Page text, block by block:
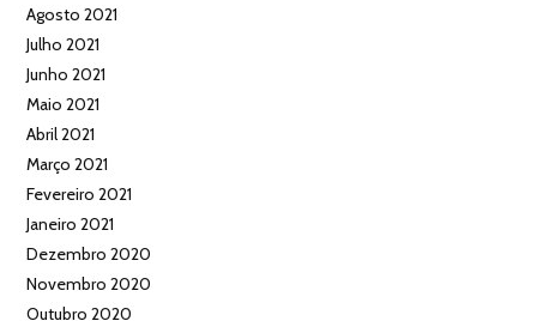
Agosto 2021
Julho 2021
Junho 2021
Maio 2021
Abril 2021
Março 2021
Fevereiro 2021
Janeiro 2021
Dezembro 2020
Novembro 2020
Outubro 2020